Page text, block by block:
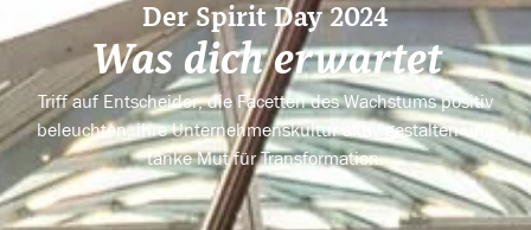
Der Spirit Day 2024
Was dich erwartet
Triff auf Entscheider, die Facetten des Wachstums positiv
beleuchten, ihre Unternehmenskultur aktiv gestalten und
tanke Mut für Transformation.